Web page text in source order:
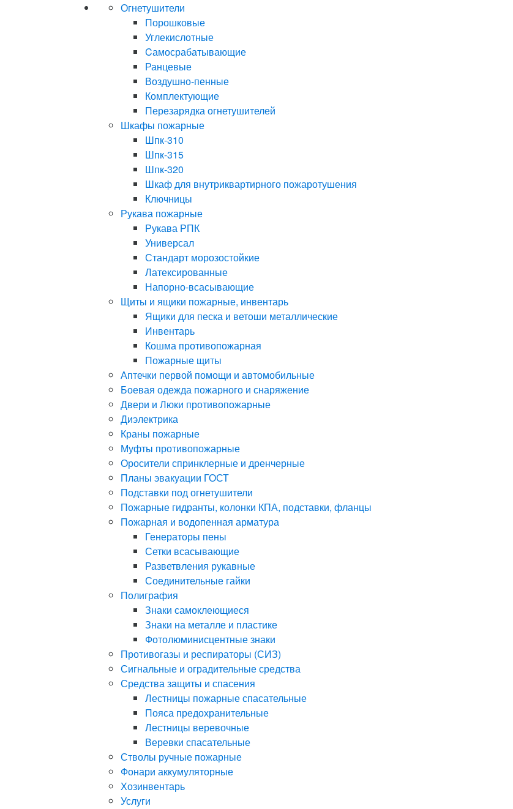
Огнетушители
Порошковые
Углекислотные
Cамосрабатывающие
Ранцевые
Воздушно-пенные
Комплектующие
Перезарядка огнетушителей
Шкафы пожарные
Шпк-310
Шпк-315
Шпк-320
Шкаф для внутриквартирного пожаротушения
Ключницы
Рукава пожарные
Рукава РПК
Универсал
Стандарт морозостойкие
Латексированные
Напорно-всасывающие
Щиты и ящики пожарные, инвентарь
Ящики для песка и ветоши металлические
Инвентарь
Кошма противопожарная
Пожарные щиты
Аптечки первой помощи и автомобильные
Боевая одежда пожарного и снаряжение
Двери и Люки противопожарные
Диэлектрика
Краны пожарные
Муфты противопожарные
Оросители спринклерные и дренчерные
Планы эвакуации ГОСТ
Подставки под огнетушители
Пожарные гидранты, колонки КПА, подставки, фланцы
Пожарная и водопенная арматура
Генераторы пены
Сетки всасывающие
Разветвления рукавные
Соединительные гайки
Полиграфия
Знаки самоклеющиеся
Знаки на металле и пластике
Фотолюминисцентные знаки
Противогазы и респираторы (СИЗ)
Сигнальные и оградительные средства
Средства защиты и спасения
Лестницы пожарные спасательные
Пояса предохранительные
Лестницы веревочные
Веревки спасательные
Стволы ручные пожарные
Фонари аккумуляторные
Хозинвентарь
Услуги